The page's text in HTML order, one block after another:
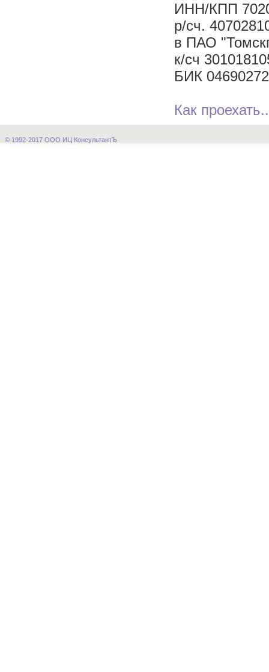
ИНН/КПП
р/сч.
в ПАО
к/сч
БИК
Как
© 1992-2017 ООО ИЦ КонсультантЪ